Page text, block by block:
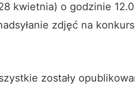
kwietnia) o godzinie
zdjęć na
zostały